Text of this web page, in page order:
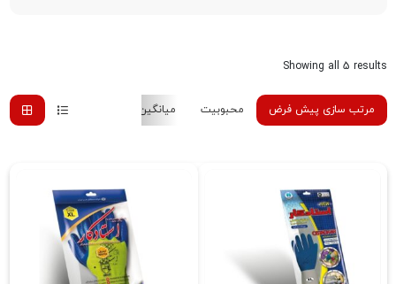
Showing all 5 results
مرتب سازی پیش فرض محبوبیت میانگین رتبه جدیدترین